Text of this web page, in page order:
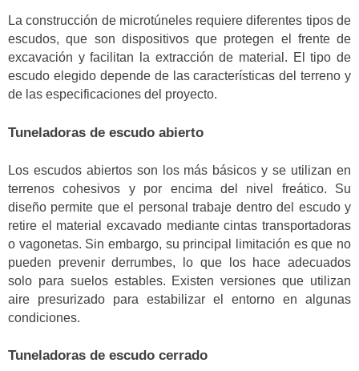
La construcción de microtúneles requiere diferentes tipos de
escudos, que son dispositivos que protegen el frente de
excavación y facilitan la extracción de material. El tipo de
escudo elegido depende de las características del terreno y
de las especificaciones del proyecto.
Tuneladoras de escudo abierto
Los escudos abiertos son los más básicos y se utilizan en
terrenos cohesivos y por encima del nivel freático. Su
diseño permite que el personal trabaje dentro del escudo y
retire el material excavado mediante cintas transportadoras
o vagonetas. Sin embargo, su principal limitación es que no
pueden prevenir derrumbes, lo que los hace adecuados
solo para suelos estables. Existen versiones que utilizan
aire presurizado para estabilizar el entorno en algunas
condiciones.
Tuneladoras de escudo cerrado